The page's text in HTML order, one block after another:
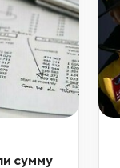
сумму